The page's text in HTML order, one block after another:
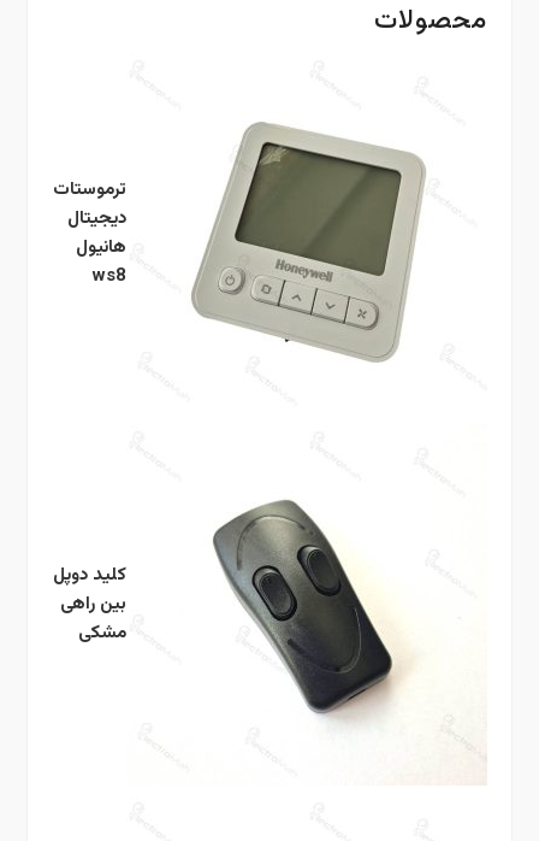
محصولات
ترموستات
دیجیتال
هانیول
ws8
کلید دوپل
بین راهی
مشکی